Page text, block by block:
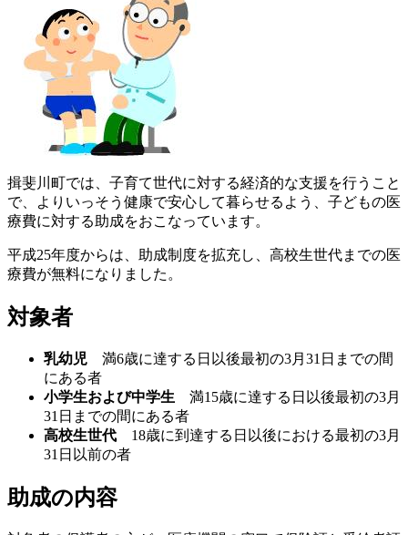
揖斐川町では、子育て世代に対する経済的な支援を行うこと
で、よりいっそう健康で安心して暮らせるよう、子どもの医
療費に対する助成をおこなっています。
平成25年度からは、助成制度を拡充し、高校生世代までの医
療費が無料になりました。
対象者
乳幼児 満6歳に達する日以後最初の3月31日までの間
にある者
小学生および中学生 満15歳に達する日以後最初の3月
31日までの間にある者
高校生世代 18歳に到達する日以後における最初の3月
31日以前の者
助成の内容